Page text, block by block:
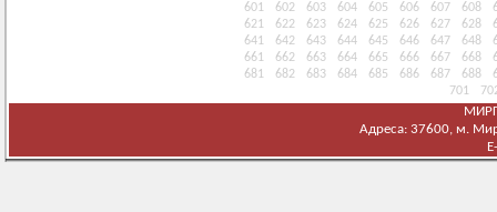
601
602 603 604 605 606 607 608
621
622 623 624 625 626 627 628
641
642 643 644 645 646 647 648
661
662 663 664 665 666 667 668
681
682 683 684 685 686 687 688
701
Адреса: 37600, м.